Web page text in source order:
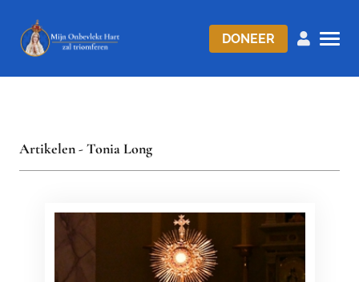
DONEER
Artikelen - Tonia Long